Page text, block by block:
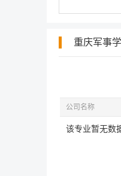
重庆军事
公司名称
该专业暂无数